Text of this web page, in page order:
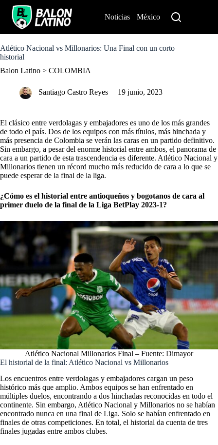
o
c
n
Noticias México
Atlético Nacional vs Millonarios: Una Final con un corto
historial
Balon Latino > COLOMBIA
Santiago Castro Reyes 19 junio, 2023
El clásico entre verdolagas y embajadores es uno de los más grandes
de todo el país. Dos de los equipos con más títulos, más hinchada y
más presencia de Colombia se verán las caras en un partido definitivo.
Sin embargo, a pesar del enorme historial entre ambos, el panorama de
cara a un partido de esta trascendencia es diferente. Atlético Nacional y
Millonarios tienen un récord mucho más reducido de cara a lo que se
puede esperar de la final de la liga.
¿Cómo es el historial entre antioqueños y bogotanos de cara al
primer duelo de la final de la Liga BetPlay 2023-1?
Atlético Nacional Millonarios Final – Fuente: Dimayor
El historial de la final: Atlético Nacional vs Millonarios
Los encuentros entre verdolagas y embajadores cargan un peso
histórico más que amplio. Ambos equipos se han enfrentado en
múltiples duelos, encontrando a dos hinchadas reconocidas en todo el
continente. Sin embargo, Atlético Nacional y Millonarios no se habían
encontrado nunca en una final de Liga. Solo se habían enfrentado en
finales de otras competiciones. En total, el historial da cuenta de tres
finales jugadas entre ambos clubes.